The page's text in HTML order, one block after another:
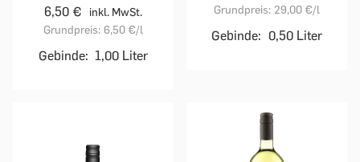
6,50 €
inkl. MwSt.
Grundpreis: 6,50 €/l
Gebinde: 1,00 Liter
Grundpreis: 29,00 €/l
Gebinde: 0,50 Liter